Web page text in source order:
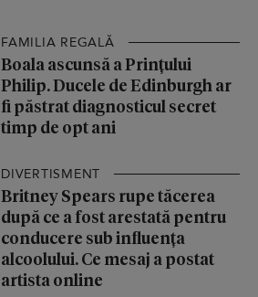
FAMILIA REGALĂ
Boala ascunsă a Prințului
Philip. Ducele de Edinburgh ar
fi păstrat diagnosticul secret
timp de opt ani
DIVERTISMENT
Britney Spears rupe tăcerea
după ce a fost arestată pentru
conducere sub influența
alcoolului. Ce mesaj a postat
artista online